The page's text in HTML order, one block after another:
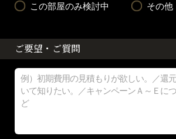
この部屋のみ検討中 その他
ご要望・ご質問